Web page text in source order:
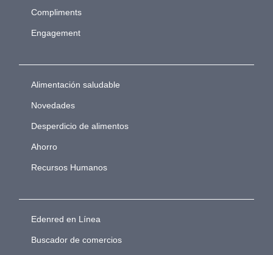
Compliments
Engagement
Alimentación saludable
Novedades
Desperdicio de alimentos
Ahorro
Recursos Humanos
Edenred en Línea
Buscador de comercios